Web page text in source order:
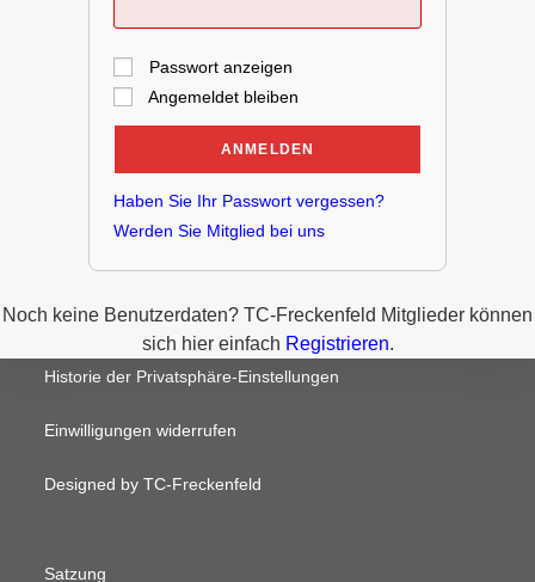
Passwort anzeigen
Angemeldet bleiben
Haben Sie Ihr Passwort vergessen?
Werden Sie Mitglied bei uns
Noch keine Benutzerdaten? TC-Freckenfeld Mitglieder können
sich hier einfach Registrieren.
Historie der Privatsphäre-Einstellungen
Einwilligungen widerrufen
Designed by TC-Freckenfeld
Satzung